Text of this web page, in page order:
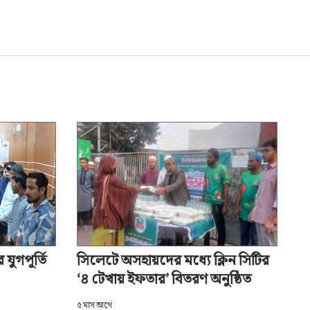
যুগপূর্তি
সিলেটে অসহায়দের মধ্যে ক্লিন সিটির
‘৪ টেখায় ইফতার’ বিতরণ অনুষ্ঠিত
৫ মাস আগে